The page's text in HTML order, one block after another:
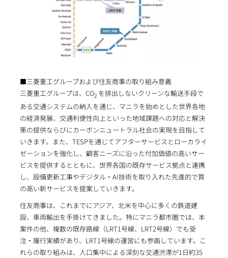
■三菱重工グループおよび住友商事の取り組み意義
三菱重工グループは、CO2 を排出しないクリーンな輸送手段で
ある交通システムの納入を通じ、マニラを始めとした世界各地
の経済発展、交通利便性向上といった地域課題への対応と解決
策の提供ならびにカーボンニュートラル社会の実現を目指して
いきます。また、TESPを通じてアフターサービスとローカライ
ゼーションを強化し、顧客ニーズに沿った付加価値の高いサー
ビスを提供するとともに、世界各国の既存サービス拠点と連携
し、設備更新工事やデジタル・AI技術を取り入れた先進的で質
の高い新サービスを提案していきます。
住友商事は、これまでにアジア、北米を中心に多くの鉄道建
設、車両輸出を手掛けてきました。特にマニラ都市圏では、本
案件の他、複数の既存路線（LRT1号線、LRT2号線）でも受
注・履行実績があり、LRT1号線の運営にも参画しています。こ
れらの取り組みは、人口集中による深刻な交通渋滞が1日約35